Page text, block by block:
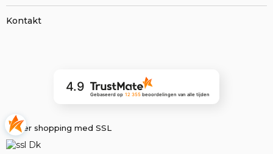
Kontakt
4.9
Gebaseerd op 12 355 beoordelingenvan alle tijden
Sikker shopping med SSL